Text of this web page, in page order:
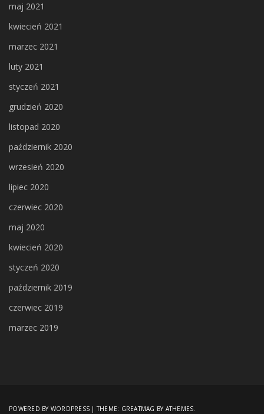
maj 2021
kwiecień 2021
marzec 2021
luty 2021
styczeń 2021
grudzień 2020
listopad 2020
październik 2020
wrzesień 2020
lipiec 2020
czerwiec 2020
maj 2020
kwiecień 2020
styczeń 2020
październik 2019
czerwiec 2019
marzec 2019
POWERED BY WORDPRESS |THEME: GREATMAG BY ATHEMES.